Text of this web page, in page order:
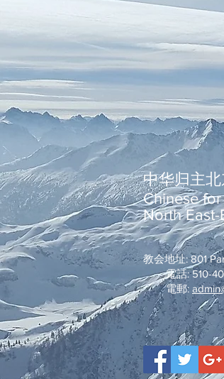
中华归主
Chinese
North
教会地址: 801
電話: 510-
電郵: